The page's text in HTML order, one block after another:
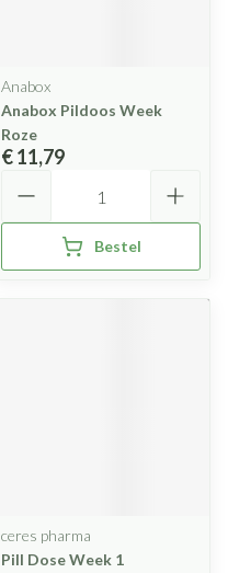
Anabox
Anabox Pildoos Week
Roze
€ 11,79
Bestel
ceres pharma
Pill Dose Week 1